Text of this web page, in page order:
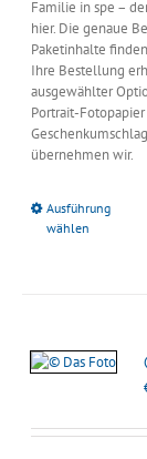
Familie in spe –
hier. Die genaue
Paketinhalte
Ihre Bestellung
ausgewählter
Portrait-
übernehmen wir.
Ausführung
wählen